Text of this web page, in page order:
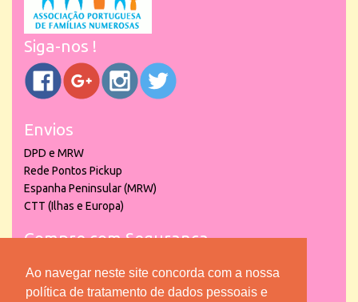
Ao navegar neste site concorda com a nossa
política de tratamento de dados pessoais e
Siga-nos !
Envios
DPD e MRW
Rede Pontos Pickup
Espanha Peninsular (MRW)
CTT (Ilhas e Europa)
Compre com Segurança